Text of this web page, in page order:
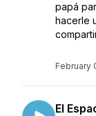
papá
hacerle
February
El